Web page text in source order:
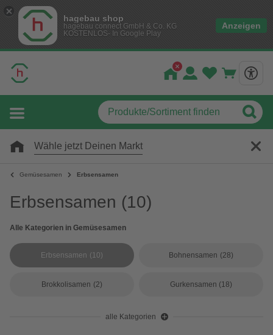
hagebau shop
hagebau connect GmbH & Co. KG
KOSTENLOS- In Google Play
Anzeigen
Wähle jetzt Deinen Markt
Gemüsesamen Erbsensamen
Erbsensamen (10)
Alle Kategorien in Gemüsesamen
Erbsensamen (10) Bohnensamen (28)
Brokkolisamen (2) Gurkensamen (18)
alle Kategorien